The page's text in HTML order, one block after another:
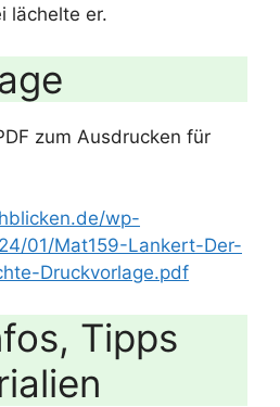
lächelte er.
zum Ausdrucken für
wp-
01/Mat159-Lankert-Der-
Druckvorlage.pdf
Tipps